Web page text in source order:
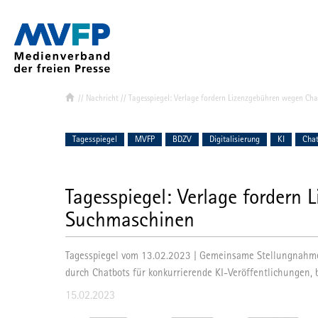
Verband &
Mitglied
MVFP
// Nachricht // Tagesspiegel: Verlage fordern Lizenzgebühren wegen
Tagesspiegel MVFP BDZV Digitalisierung KI
Tagesspiegel: Verlage fordern
Suchmaschinen
Tagesspiegel vom 13.02.2023 | Gemeinsame
durch Chatbots für konkurrierende KI-Veröffentlichungen,
15.02.2023